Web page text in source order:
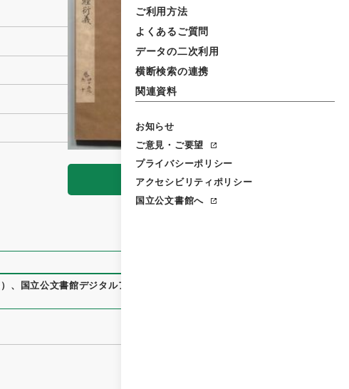
ご利用方法
よくあるご質問
データの二次利用
横断検索の連携
関連資料
お知らせ
ご意見・ご要望
プライバシーポリシー
アクセシビリティポリシー
国立公文書館へ
閲覧
） 、 国立公文書館デジタルアーカイブ